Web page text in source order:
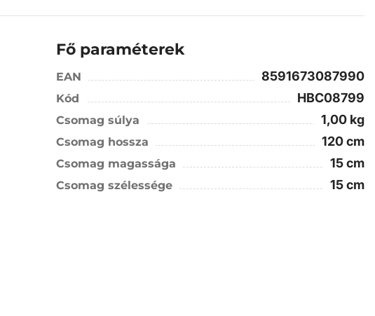
Fő paraméterek
EAN 8591673087990
Kód HBC08799
Csomag súlya 1,00 kg
Csomag hossza 120 cm
Csomag magassága 15 cm
Csomag szélessége 15 cm